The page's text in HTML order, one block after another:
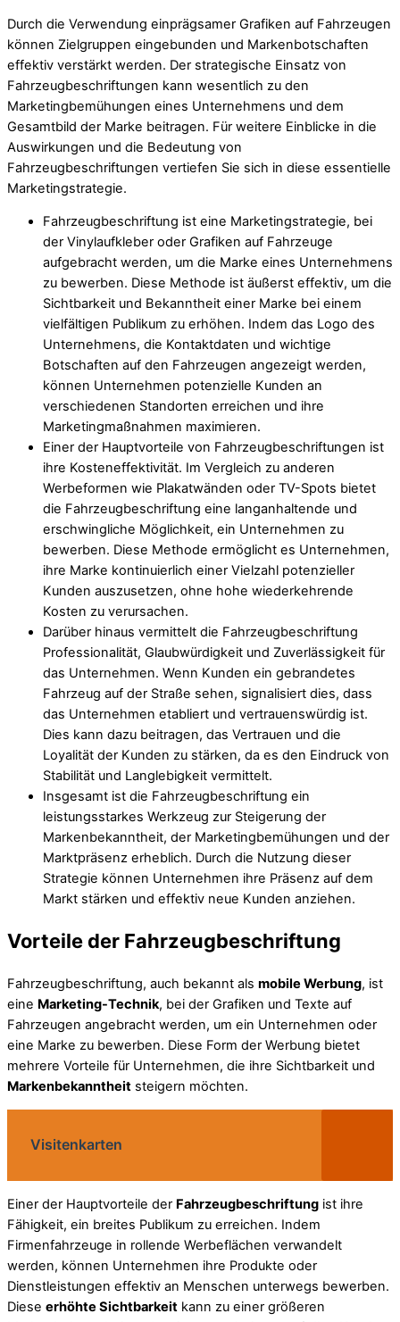
Durch die Verwendung einprägsamer Grafiken auf Fahrzeugen
können Zielgruppen eingebunden und Markenbotschaften
effektiv verstärkt werden. Der strategische Einsatz von
Fahrzeugbeschriftungen kann wesentlich zu den
Marketingbemühungen eines Unternehmens und dem
Gesamtbild der Marke beitragen. Für weitere Einblicke in die
Auswirkungen und die Bedeutung von
Fahrzeugbeschriftungen vertiefen Sie sich in diese essentielle
Marketingstrategie.
Fahrzeugbeschriftung ist eine Marketingstrategie, bei
der Vinylaufkleber oder Grafiken auf Fahrzeuge
aufgebracht werden, um die Marke eines Unternehmens
zu bewerben. Diese Methode ist äußerst effektiv, um die
Sichtbarkeit und Bekanntheit einer Marke bei einem
vielfältigen Publikum zu erhöhen. Indem das Logo des
Unternehmens, die Kontaktdaten und wichtige
Botschaften auf den Fahrzeugen angezeigt werden,
können Unternehmen potenzielle Kunden an
verschiedenen Standorten erreichen und ihre
Marketingmaßnahmen maximieren.
Einer der Hauptvorteile von Fahrzeugbeschriftungen ist
ihre Kosteneffektivität. Im Vergleich zu anderen
Werbeformen wie Plakatwänden oder TV-Spots bietet
die Fahrzeugbeschriftung eine langanhaltende und
erschwingliche Möglichkeit, ein Unternehmen zu
bewerben. Diese Methode ermöglicht es Unternehmen,
ihre Marke kontinuierlich einer Vielzahl potenzieller
Kunden auszusetzen, ohne hohe wiederkehrende
Kosten zu verursachen.
Darüber hinaus vermittelt die Fahrzeugbeschriftung
Professionalität, Glaubwürdigkeit und Zuverlässigkeit für
das Unternehmen. Wenn Kunden ein gebrandetes
Fahrzeug auf der Straße sehen, signalisiert dies, dass
das Unternehmen etabliert und vertrauenswürdig ist.
Dies kann dazu beitragen, das Vertrauen und die
Loyalität der Kunden zu stärken, da es den Eindruck von
Stabilität und Langlebigkeit vermittelt.
Insgesamt ist die Fahrzeugbeschriftung ein
leistungsstarkes Werkzeug zur Steigerung der
Markenbekanntheit, der Marketingbemühungen und der
Marktpräsenz erheblich. Durch die Nutzung dieser
Strategie können Unternehmen ihre Präsenz auf dem
Markt stärken und effektiv neue Kunden anziehen.
Vorteile der Fahrzeugbeschriftung
Fahrzeugbeschriftung, auch bekannt als mobile Werbung, ist
eine Marketing-Technik, bei der Grafiken und Texte auf
Fahrzeugen angebracht werden, um ein Unternehmen oder
eine Marke zu bewerben. Diese Form der Werbung bietet
mehrere Vorteile für Unternehmen, die ihre Sichtbarkeit und
Markenbekanntheit steigern möchten.
Visitenkarten
Einer der Hauptvorteile der Fahrzeugbeschriftung ist ihre
Fähigkeit, ein breites Publikum zu erreichen. Indem
Firmenfahrzeuge in rollende Werbeflächen verwandelt
werden, können Unternehmen ihre Produkte oder
Dienstleistungen effektiv an Menschen unterwegs bewerben.
Diese erhöhte Sichtbarkeit kann zu einer größeren